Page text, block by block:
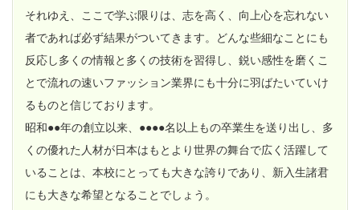
それゆえ、ここで学ぶ限りは、志を高く、向上心を忘れない
者であれば必ず結果がついてきます。どんな些細なことにも
反応し多くの情報と多くの技術を習得し、鋭い感性を磨くこ
とで流れの速いファッション業界にも十分に羽ばたいていけ
るものと信じております。
昭和●●年の創立以来、●●●●名以上もの卒業生を送り出し、多
くの優れた人材が日本はもとより世界の舞台で広く活躍して
いることは、本校にとっても大きな誇りであり、新入生諸君
にも大きな希望となることでしょう。